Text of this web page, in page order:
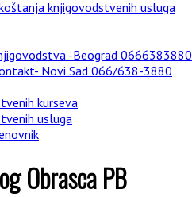
knjigovodstvenih usluga
-Beograd 0666383880
Novi Sad 066/638-3880
kurseva
usluga
Obrasca PB